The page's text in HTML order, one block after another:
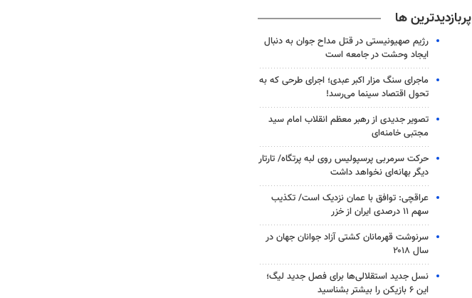
پربازدیدترین ها
رژیم صهیونیستی در قتل مداح جوان به دنبال
ایجاد وحشت در جامعه است
ماجرای سنگ مزار اکبر عبدی؛ اجرای طرحی که به
تحول اقتصاد سینما می‌رسد!
تصویر جدیدی از رهبر معظم انقلاب امام سید
مجتبی خامنه‌ای
حرکت سرمربی پرسپولیس روی لبه پرتگاه/ تارتار
دیگر بهانه‌ای نخواهد داشت
عراقچی: توافق با عمان نزدیک است/ تکذیب
سهم ۱۱ درصدی ایران از خزر
سرنوشت قهرمانان کشتی آزاد جوانان جهان در
سال ۲۰۱۸
نسل جدید استقلالی‌ها برای فصل جدید لیگ؛
این ۶ بازیکن را بیشتر بشناسید